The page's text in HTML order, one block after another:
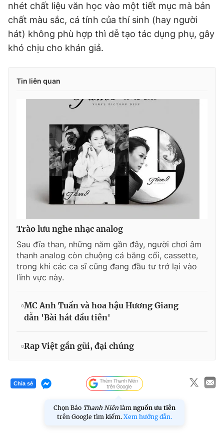
nhét chất liệu văn học vào một tiết mục mà bản
chất màu sắc, cá tính của thí sinh (hay người
hát) không phù hợp thì dễ tạo tác dụng phụ, gây
khó chịu cho khán giả.
Tin liên quan
Trào lưu nghe nhạc analog
Sau đĩa than, những năm gần đây, người chơi âm
thanh analog còn chuộng cả băng cối, cassette,
trong khi các ca sĩ cũng đang đầu tư trở lại vào
lĩnh vực này.
MC Anh Tuấn và hoa hậu Hương Giang
dẫn 'Bài hát đầu tiên'
Rap Việt gần gũi, đại chúng
Chia sẻ
Chọn Báo Thanh Niên làm nguồn ưu tiên
trên Google tìm kiếm. Xem hướng dẫn.